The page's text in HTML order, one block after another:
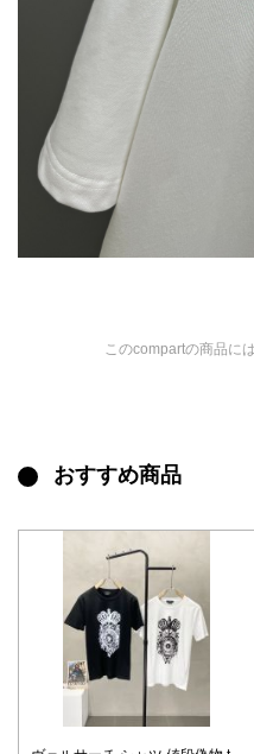
このcompartの商品に
おすすめ商品